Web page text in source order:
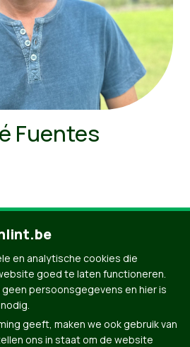
Fuentes
al onze mensen
en analytische cookies die
goed te laten functioneren.
persoonsgegevens en hier is
geeft, maken we ook gebruik van
ons in staat om de website